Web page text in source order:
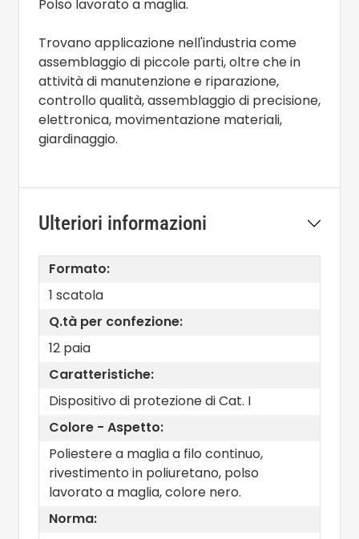
Polso lavorato a maglia.
Trovano applicazione nell'industria come
assemblaggio di piccole parti, oltre che in
attività di manutenzione e riparazione,
controllo qualità, assemblaggio di precisione,
elettronica, movimentazione materiali,
giardinaggio.
Ulteriori informazioni
Formato:
1 scatola
Q.tà per confezione:
12 paia
Caratteristiche:
Dispositivo di protezione di Cat. I
Colore - Aspetto:
Poliestere a maglia a filo continuo,
rivestimento in poliuretano, polso
lavorato a maglia, colore nero.
Norma: